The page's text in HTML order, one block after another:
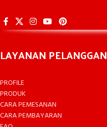
LAYANAN PELANGGAN
PROFILE
PRODUK
CARA PEMESANAN
CARA PEMBAYARAN